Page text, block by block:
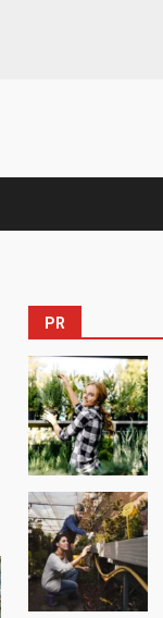
PR